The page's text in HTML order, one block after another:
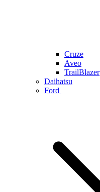
Cruze
Aveo
TrailBlazer
Daihatsu
Ford